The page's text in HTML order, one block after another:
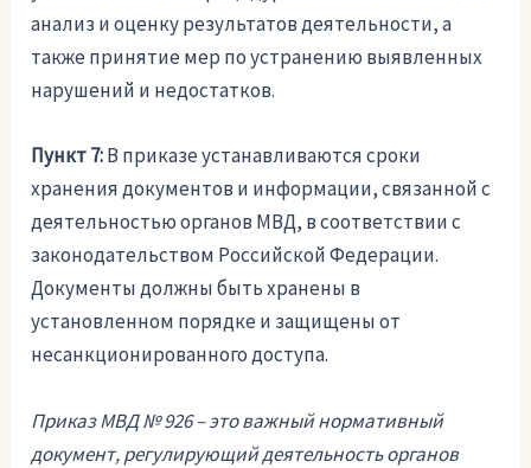
анализ и оценку результатов деятельности, а
также принятие мер по устранению выявленных
нарушений и недостатков.
Пункт 7:В приказе устанавливаются сроки
хранения документов и информации, связанной с
деятельностью органов МВД, в соответствии с
законодательством Российской Федерации.
Документы должны быть хранены в
установленном порядке и защищены от
несанкционированного доступа.
Приказ МВД № 926 – это важный нормативный
документ, регулирующий деятельность органов